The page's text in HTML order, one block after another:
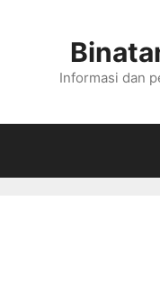
Informasi dan